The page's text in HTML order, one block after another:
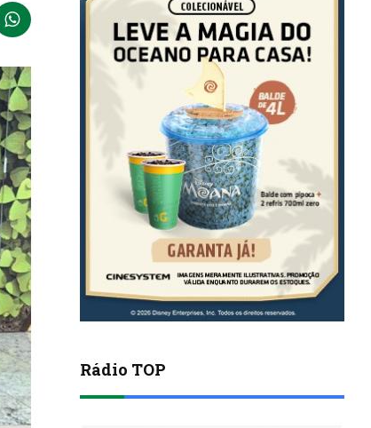
Rádio TOP